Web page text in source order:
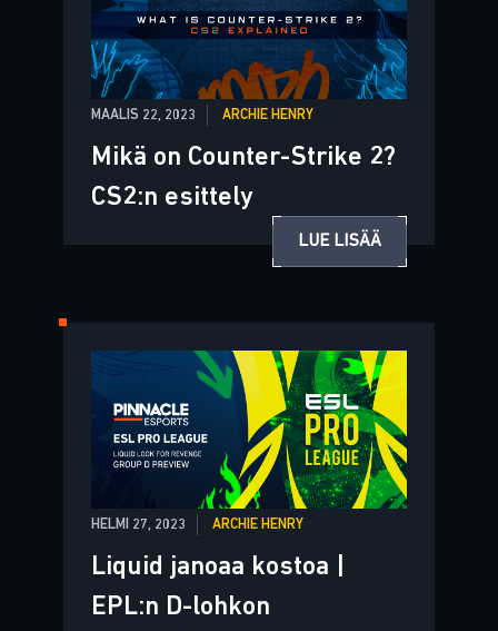
MAALIS 22, 2023 ARCHIE HENRY
Mikä on Counter-Strike 2?
CS2:n esittely
LUE LISÄÄ
HELMI 27, 2023 ARCHIE HENRY
Liquid janoaa kostoa |
EPL:n D-lohkon